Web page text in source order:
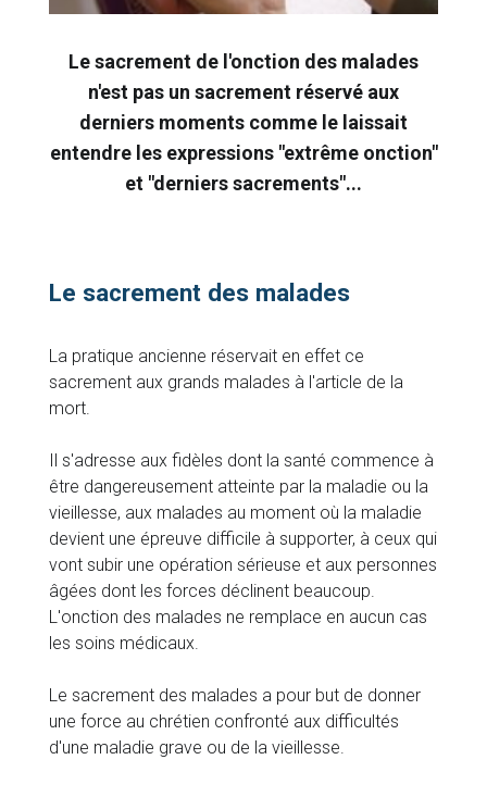
Le sacrement de l'onction des malades
n'est pas un sacrement réservé aux
derniers moments comme le laissait
entendre les expressions "extrême onction"
et "derniers sacrements"...
Le sacrement des malades
La pratique ancienne réservait en effet ce
sacrement aux grands malades à l'article de la
mort.
Il s'adresse aux fidèles dont la santé commence à
être dangereusement atteinte par la maladie ou la
vieillesse, aux malades au moment où la maladie
devient une épreuve difficile à supporter, à ceux qui
vont subir une opération sérieuse et aux personnes
âgées dont les forces déclinent beaucoup.
L'onction des malades ne remplace en aucun cas
les soins médicaux.
Le sacrement des malades a pour but de donner
une force au chrétien confronté aux difficultés
d'une maladie grave ou de la vieillesse.